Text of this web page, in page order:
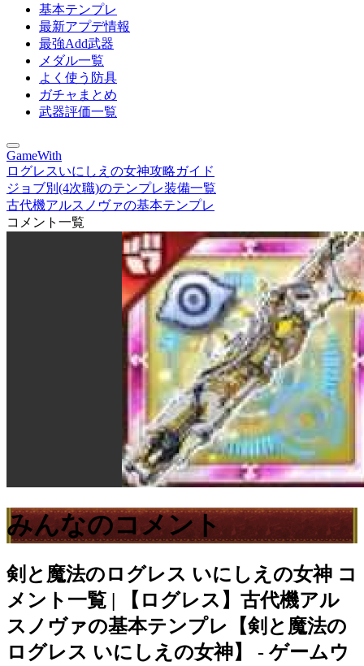
基本テンプレ
最新アプデ情報
最強Add武器
メダル一覧
よく使う防具
ガチャまとめ
武器評価一覧
GameWith
ログレスいにしえの女神攻略ガイド
ジョブ別(4次職)のテンプレ装備一覧
古代機アルスノヴァの基本テンプレ
コメント一覧
みんなのコメント
剣と魔法のログレス いにしえの女神 コ
メント一覧 | 【ログレス】古代機アル
スノヴァの基本テンプレ【剣と魔法の
ログレス いにしえの女神】 - ゲームウ